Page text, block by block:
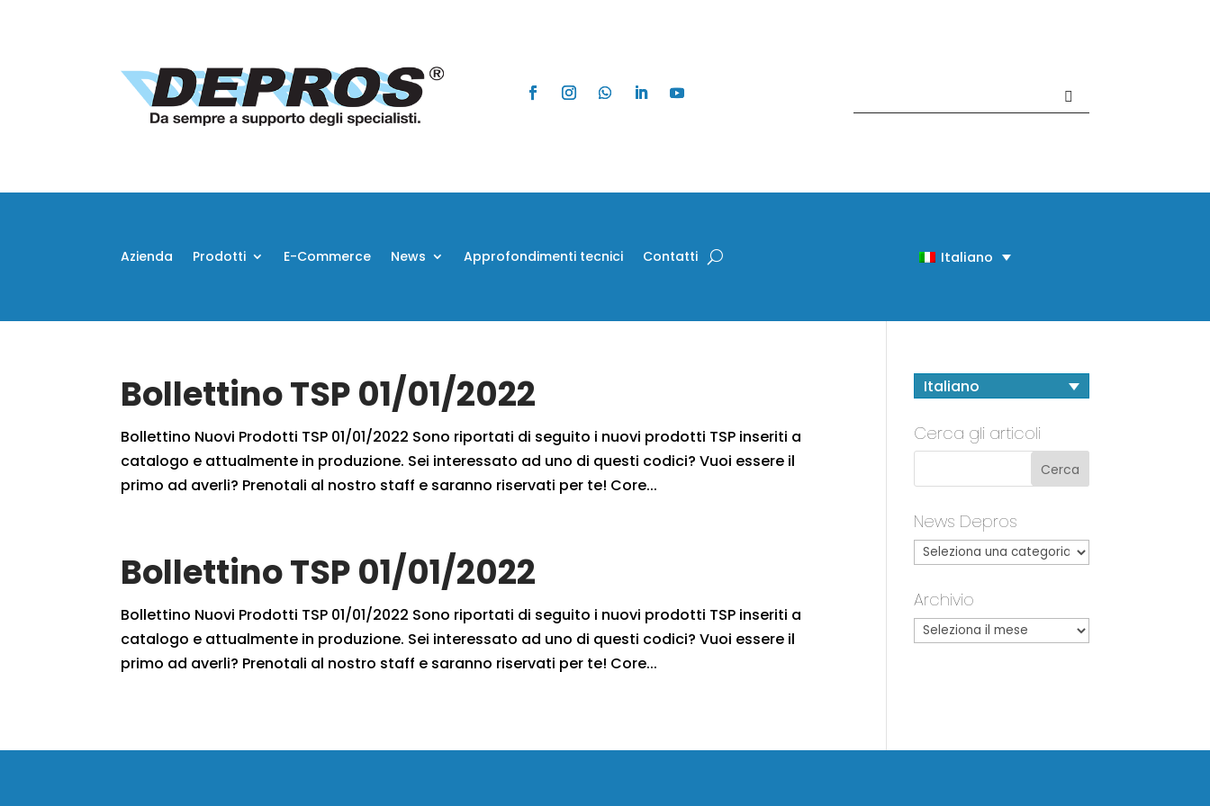
Azienda Prodotti E-Commerce News Approfondimenti tecnici Contatti Italiano
Bollettino TSP 01/01/2022
Bollettino Nuovi Prodotti TSP 01/01/2022 Sono riportati di seguito i nuovi prodotti TSP inseriti a
catalogo e attualmente in produzione. Sei interessato ad uno di questi codici? Vuoi essere il
primo ad averli? Prenotali al nostro staff e saranno riservati per te! Core...
Bollettino TSP 01/01/2022
Bollettino Nuovi Prodotti TSP 01/01/2022 Sono riportati di seguito i nuovi prodotti TSP inseriti a
catalogo e attualmente in produzione. Sei interessato ad uno di questi codici? Vuoi essere il
primo ad averli? Prenotali al nostro staff e saranno riservati per te! Core...
Italiano
Cerca gli articoli
News Depros
Archivio